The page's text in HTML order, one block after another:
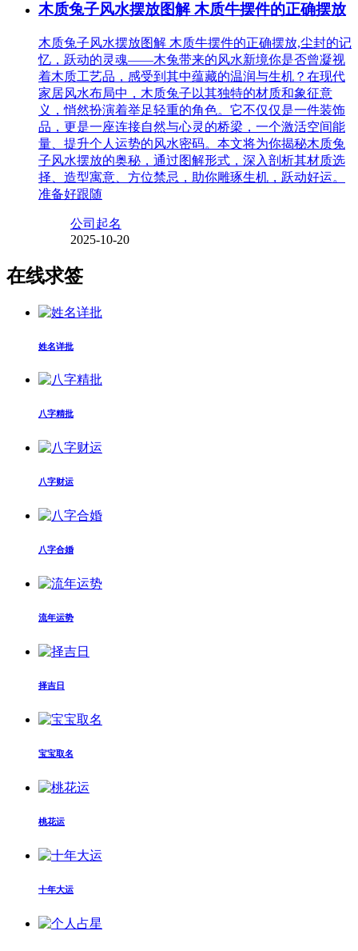
木质兔子风水摆放图解 木质牛摆件的正确摆放
木质兔子风水摆放图解 木质牛摆件的正确摆放,尘封的记
忆，跃动的灵魂——木兔带来的风水新境你是否曾凝视
着木质工艺品，感受到其中蕴藏的温润与生机？在现代
家居风水布局中，木质兔子以其独特的材质和象征意
义，悄然扮演着举足轻重的角色。它不仅仅是一件装饰
品，更是一座连接自然与心灵的桥梁，一个激活空间能
量、提升个人运势的风水密码。本文将为你揭秘木质兔
子风水摆放的奥秘，通过图解形式，深入剖析其材质选
择、造型寓意、方位禁忌，助你雕琢生机，跃动好运。
准备好跟随
公司起名
2025-10-20
在线求签
姓名详批
八字精批
八字财运
八字合婚
流年运势
择吉日
宝宝取名
桃花运
十年大运